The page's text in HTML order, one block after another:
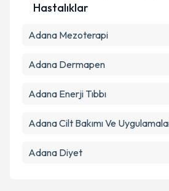
Hastalıklar
Adana Mezoterapi
Adana Dermapen
Adana Enerji Tıbbı
Adana Cilt Bakımı Ve
Adana Diyet